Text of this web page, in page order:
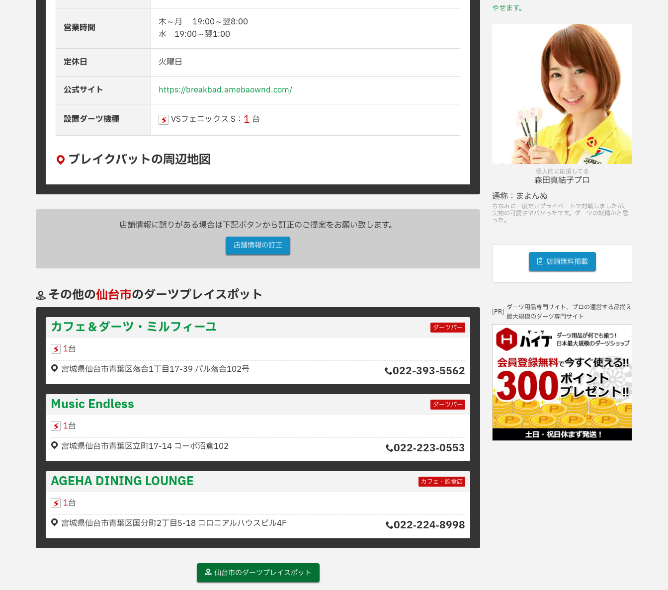
営業時間
木～月 19:00～翌8:00
水 19:00～翌1:00
定休日 火曜日
公式サイト https://breakbad.amebaownd.com/
設置ダーツ機種 VSフェニックス S： 1 台
ブレイクバットの周辺地図
店舗情報に誤りがある場合は下記ボタンから訂正のご提案をお願い致します。
店舗情報の訂正
その他の仙台市のダーツプレイスポット
カフェ＆ダーツ・ミルフィーユ
ダーツバー
1台
宮城県仙台市青葉区落合1丁目17-39 パル落合102号
022-393-5562
Music Endless ダーツバー
1台
宮城県仙台市青葉区立町17-14 コーポ沼倉102
022‐223‐0553
AGEHA DINING LOUNGE カフェ・飲食店
1台
宮城県仙台市青葉区国分町2丁目5-18 コロニアルハウスビル4F
022‐224‐8998
仙台市のダーツプレイスポット
やせます。
個人的に応援してる
森田真結子プロ
通称： まよんぬ
ちなみに一度だけプライベートで対戦しましたが、
実物の可愛さヤバかったです。ダーツの妖精かと思
った。
店舗無料掲載
[PR]
ダーツ用品専門サイト、プロの運営する品揃え
最大規模のダーツ専門サイト